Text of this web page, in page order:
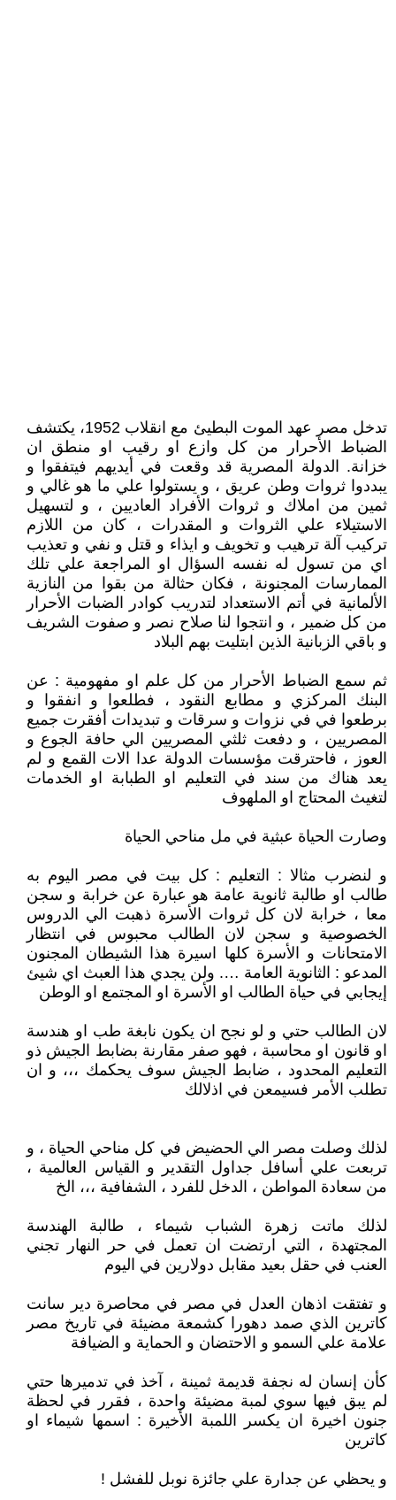
تدخل مصر عهد الموت البطيئ مع انقلاب 1952، يكتشف
الضباط الأحرار من كل وازع او رقيب او منطق ان
خزانة. الدولة المصرية قد وقعت في أيديهم فيتفقوا و
يبددوا ثروات وطن عريق ، و يستولوا علي ما هو غالي و
ثمين من املاك و ثروات الأفراد العاديين ، و لتسهيل
الاستيلاء علي الثروات و المقدرات ، كان من اللازم
تركيب آلة ترهيب و تخويف و ايذاء و قتل و نفي و تعذيب
اي من تسول له نفسه السؤال او المراجعة علي تلك
الممارسات المجنونة ، فكان حثالة من بقوا من النازية
الألمانية في أتم الاستعداد لتدريب كوادر الضبات الأحرار
من كل ضمير ، و انتجوا لنا صلاح نصر و صفوت الشريف
و باقي الزبانية الذين ابتليت بهم البلاد
ثم سمع الضباط الأحرار من كل علم او مفهومية : عن
البنك المركزي و مطابع النقود ، فطلعوا و انفقوا و
برطعوا في في نزوات و سرقات و تبديدات أفقرت جميع
المصريين ، و دفعت ثلثي المصريين الي حافة الجوع و
العوز ، فاحترقت مؤسسات الدولة عدا الات القمع و لم
يعد هناك من سند في التعليم او الطبابة او الخدمات
لتغيث المحتاج او الملهوف
وصارت الحياة عبثية في مل مناحي الحياة
و لنضرب مثالا : التعليم : كل بيت في مصر اليوم به
طالب او طالبة ثانوية عامة هو عبارة عن خرابة و سجن
معا ، خرابة لان كل ثروات الأسرة ذهبت الي الدروس
الخصوصية و سجن لان الطالب محبوس في انتظار
الامتحانات و الأسرة كلها اسيرة هذا الشيطان المجنون
المدعو : الثانوية العامة …. ولن يجدي هذا العبث اي شيئ
إيجابي في حياة الطالب او الأسرة او المجتمع او الوطن
لان الطالب حتي و لو نجح ان يكون نابغة طب او هندسة
او قانون او محاسبة ، فهو صفر مقارنة بضابط الجيش ذو
التعليم المحدود ، ضابط الجيش سوف يحكمك ،،، و ان
تطلب الأمر فسيمعن في اذلالك
لذلك وصلت مصر الي الحضيض في كل مناحي الحياة ، و
تربعت علي أسافل جداول التقدير و القياس العالمية ،
من سعادة المواطن ، الدخل للفرد ، الشفافية ،،، الخ
لذلك ماتت زهرة الشباب شيماء ، طالبة الهندسة
المجتهدة ، التي ارتضت ان تعمل في حر النهار تجني
العنب في حقل بعيد مقابل دولارين في اليوم
و تفتقت اذهان العدل في مصر في محاصرة دير سانت
كاترين الذي صمد دهورا كشمعة مضيئة في تاريخ مصر
علامة علي السمو و الاحتضان و الحماية و الضيافة
كأن إنسان له نجفة قديمة ثمينة ، آخذ في تدميرها حتي
لم يبق فيها سوي لمبة مضيئة واحدة ، فقرر في لحظة
جنون اخيرة ان يكسر اللمبة الأخيرة : اسمها شيماء او
كاترين
و يحظي عن جدارة علي جائزة نوبل للفشل !